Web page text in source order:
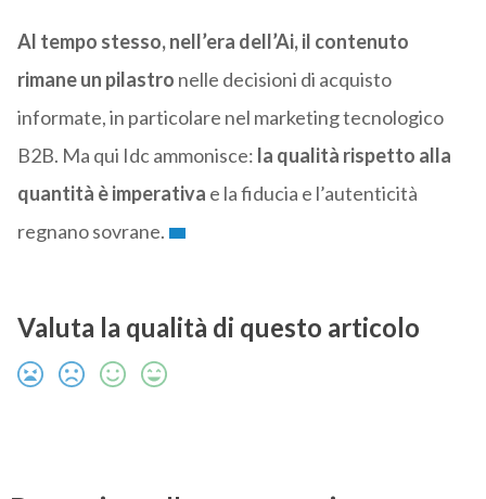
Al tempo stesso, nell’era dell’Ai, il contenuto
rimane un pilastro nelle decisioni di acquisto
informate, in particolare nel marketing tecnologico
B2B. Ma qui Idc ammonisce: la qualità rispetto alla
quantità è imperativa e la fiducia e l’autenticità
regnano sovrane.
Valuta la qualità di questo articolo